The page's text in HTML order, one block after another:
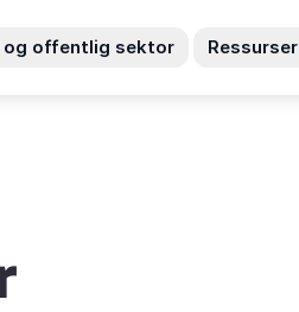
og offentlig sektor Ressurser